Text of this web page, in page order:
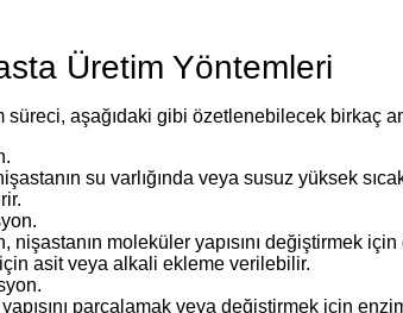
Üretim Yöntemleri
süreci, aşağıdaki gibi özetlenebilecek birkaç
su varlığında veya susuz yüksek
nişastanın moleküler yapısını değiştirmek
asit veya alkali ekleme verilebilir.
parçalamak veya değiştirmek için